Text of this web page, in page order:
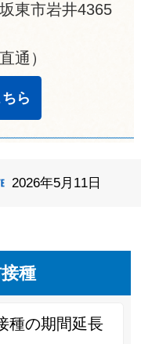
東市岩井4365
通）
ら
2026年5月11日
種
種の期間延長